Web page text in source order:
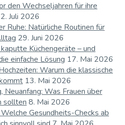
den Wechseljahren für ihre
2. Juli 2026
Ruhe: Natürliche Routinen für
29. Juni 2026
Küchengeräte – und
einfache Lösung 17. Mai 2026
Warum die klassische
13. Mai 2026
Neuanfang: Was Frauen über
sollten 8. Mai 2026
Gesundheits-Checks ab